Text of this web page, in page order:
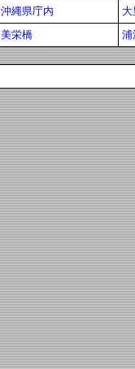
沖縄県庁内
大
美栄橋 浦